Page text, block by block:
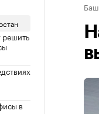
решить
в